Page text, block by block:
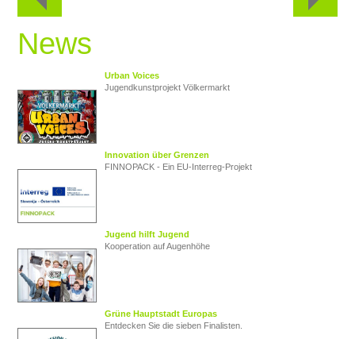
News
Urban Voices
Jugendkunstprojekt Völkermarkt
Innovation über Grenzen
FINNOPACK - Ein EU‑Interreg‑Projekt
Jugend hilft Jugend
Kooperation auf Augenhöhe
Grüne Hauptstadt Europas
Entdecken Sie die sieben Finalisten.